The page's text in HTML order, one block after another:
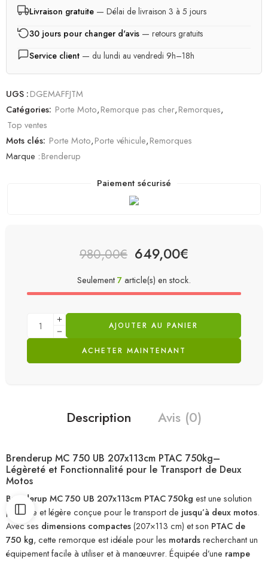
Livraison gratuite — Délai de livraison 3 à 5 jours
30 jours pour changer d'avis — retours gratuits
Service client — du lundi au vendredi 9h–18h
UGS :DGEMAFFJTM
Catégories: Porte Moto,Remorque pas cher,Remorques,
Top ventes
Mots clés: Porte Moto,Porte véhicule,Remorques
Marque :Brenderup
Paiement sécurisé
980,00€ 649,00€
Seulement7article(s) en stock.
AJOUTER AU PANIER
ACHETER MAINTENANT
Description Avis (0)
Brenderup MC 750 UB 207x113cm PTAC 750kg–
Légèreté et Fonctionnalité pour le Transport de Deux
Motos
Brenderup MC 750 UB 207x113cm PTAC 750kg est une solution
pratique et légère conçue pour le transport de jusqu’à deux motos.
Avec ses dimensions compactes(207×113 cm) et son PTAC de
750 kg, cette remorque est idéale pour les motardsrecherchant un
équipement facile à utiliser et à manœuvrer. Équipée d’une rampe